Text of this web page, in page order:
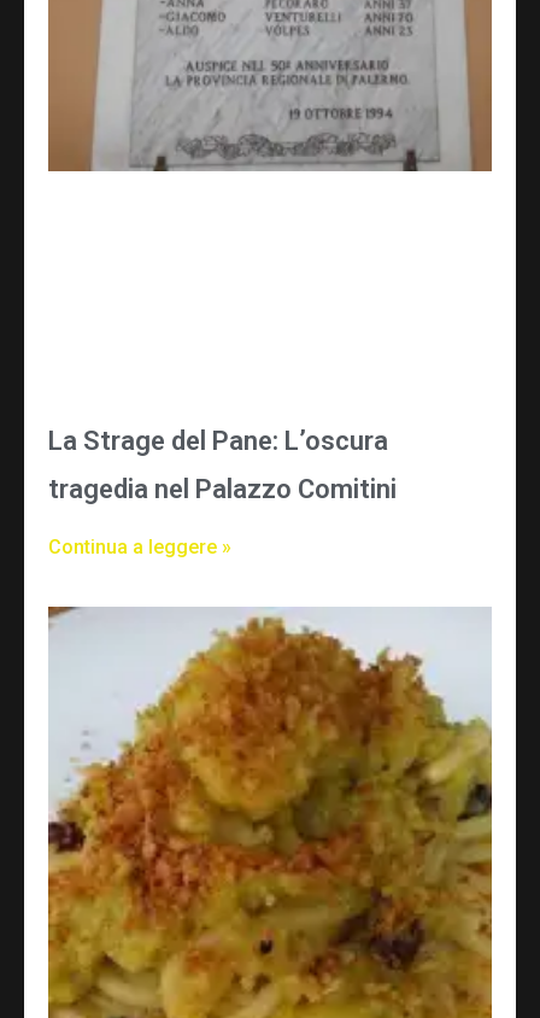
La Strage del Pane: L’oscura
tragedia nel Palazzo Comitini
Continua a leggere »